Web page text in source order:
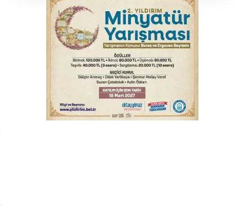
Başkan Dalgıç: Denizler halkındır
Bursa’da bugün hava nasıl olacak?
Bursa'da kontrolden çıkan araç orta
refüje çıktı